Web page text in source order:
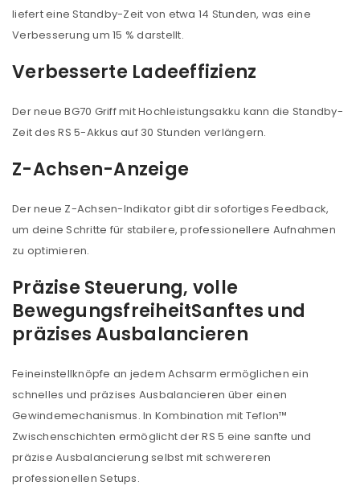
ANMELDEN
Benutzername oder E-Mail-Adresse
Passwort *
Anmeldeformular geschützt durch
Angemeldet bleiben
ANMELDEN
PASSWORT VERGESSEN?
liefert eine Standby-Zeit von etwa 14 Stunden, was eine
Verbesserung um 15 % darstellt.
Verbesserte Ladeeffizienz
Der neue BG70 Griff mit Hochleistungsakku kann die Standby-
Zeit des RS 5-Akkus auf 30 Stunden verlängern.
Z-Achsen-Anzeige
Der neue Z-Achsen-Indikator gibt dir sofortiges Feedback,
um deine Schritte für stabilere, professionellere Aufnahmen
zu optimieren.
Präzise Steuerung, volle
BewegungsfreiheitSanftes und
präzises Ausbalancieren
Feineinstellknöpfe an jedem Achsarm ermöglichen ein
schnelles und präzises Ausbalancieren über einen
Gewindemechanismus. In Kombination mit Teflon™
Zwischenschichten ermöglicht der RS 5 eine sanfte und
präzise Ausbalancierung selbst mit schwereren
professionellen Setups.